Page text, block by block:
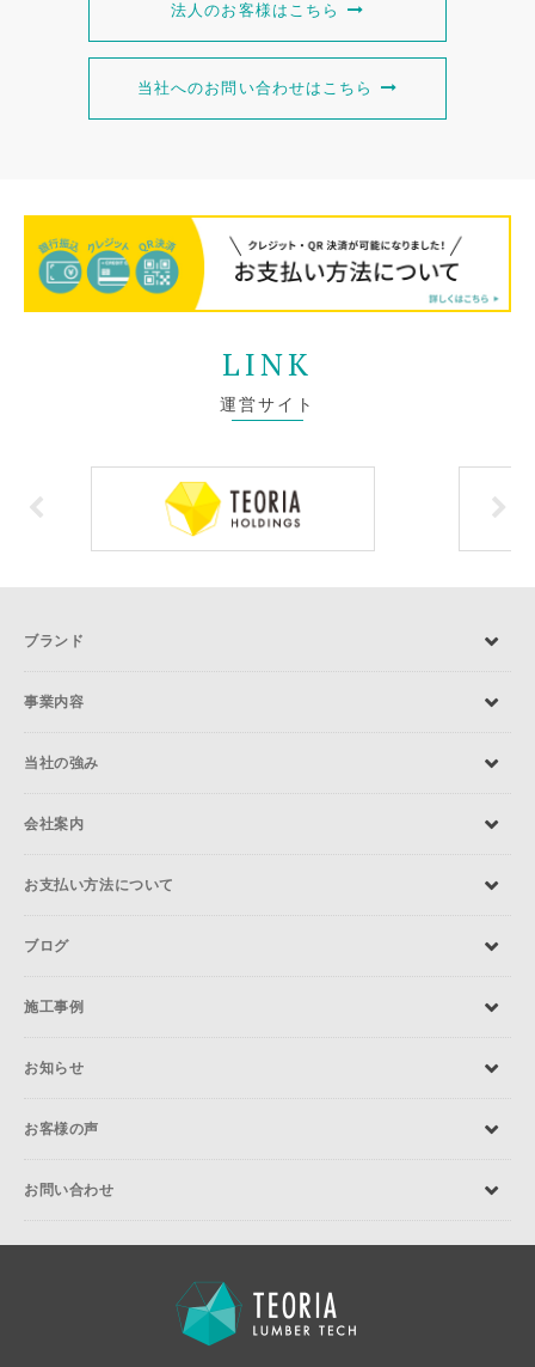
法人のお客様はこちら
当社へのお問い合わせはこちら
LINK
運営サイト
ブランド
事業内容
当社の強み
会社案内
お支払い方法について
ブログ
施工事例
お知らせ
お客様の声
お問い合わせ